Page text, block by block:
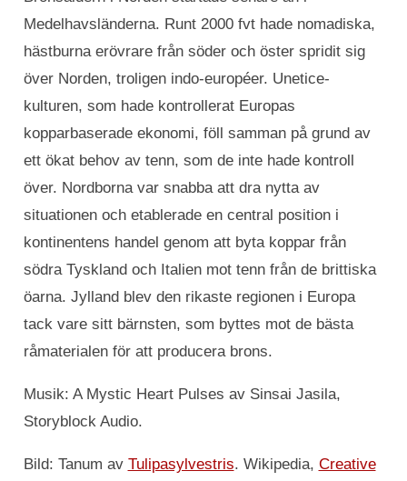
Medelhavsländerna. Runt 2000 fvt hade nomadiska,
hästburna erövrare från söder och öster spridit sig
över Norden, troligen indo-européer. Unetice-
kulturen, som hade kontrollerat Europas
kopparbaserade ekonomi, föll samman på grund av
ett ökat behov av tenn, som de inte hade kontroll
över. Nordborna var snabba att dra nytta av
situationen och etablerade en central position i
kontinentens handel genom att byta koppar från
södra Tyskland och Italien mot tenn från de brittiska
öarna. Jylland blev den rikaste regionen i Europa
tack vare sitt bärnsten, som byttes mot de bästa
råmaterialen för att producera brons.
Musik: A Mystic Heart Pulses av Sinsai Jasila,
Storyblock Audio.
Bild: Tanum av Tulipasylvestris. Wikipedia, Creative